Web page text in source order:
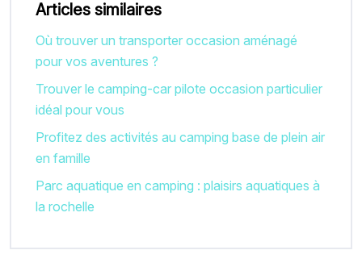
Articles similaires
Où trouver un transporter occasion aménagé
pour vos aventures ?
Trouver le camping-car pilote occasion particulier
idéal pour vous
Profitez des activités au camping base de plein air
en famille
Parc aquatique en camping : plaisirs aquatiques à
la rochelle